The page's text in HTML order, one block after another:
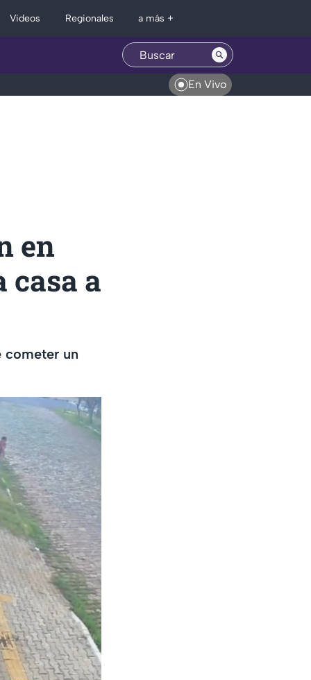
Videos Regionales a más +
En Vivo
en
casa a
cometer un